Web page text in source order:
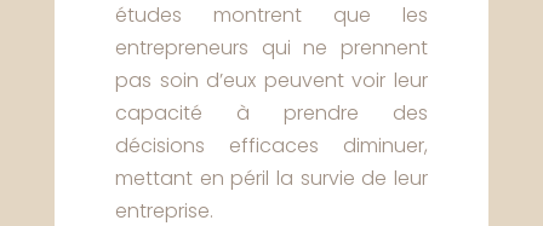
études montrent que les
entrepreneurs qui ne prennent
pas soin d’eux peuvent voir leur
capacité à prendre des
décisions efficaces diminuer,
mettant en péril la survie de leur
entreprise.